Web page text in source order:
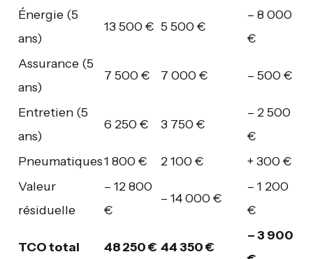
Énergie (5
ans)
13 500 € 5 500 €
– 8 000
€
Assurance (5
ans)
7 500 € 7 000 € – 500 €
Entretien (5
ans)
6 250 € 3 750 €
– 2 500
€
Pneumatiques1 800 € 2 100 €
+ 300 €
Valeur
résiduelle
– 12 800
€
– 14 000 €
– 1 200
€
TCO total 48 250 € 44 350 €
– 3 900